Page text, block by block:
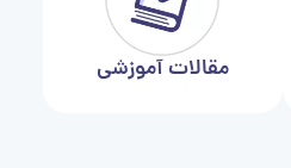
مقالات آموزشی